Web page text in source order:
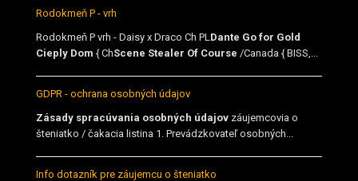
Rodokmeň P - vrh
Rodokmeň P vrh - Daisy x Draco Ch PLDante Go for Gold
Cieply Dom { ChScene Stealer Of Course /Canada { BISS,...
GDPR - ochrana osobných údajov
Zásady spracúvania osobných údajov záujemcovia o
šteniatko / čakacia listina 1. Prevádzkovateľ osobných...
Info dotazník pre záujemcu o šteniatko